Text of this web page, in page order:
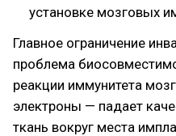
установке мозговых
Главное ограничение
проблема
реакции иммунитета
электроны — падает
ткань вокруг места